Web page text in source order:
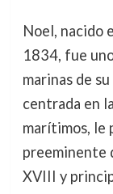
Noel, nacido
1834, fue
marinas de
centrada en
marítimos, le
preeminente
XVIII y